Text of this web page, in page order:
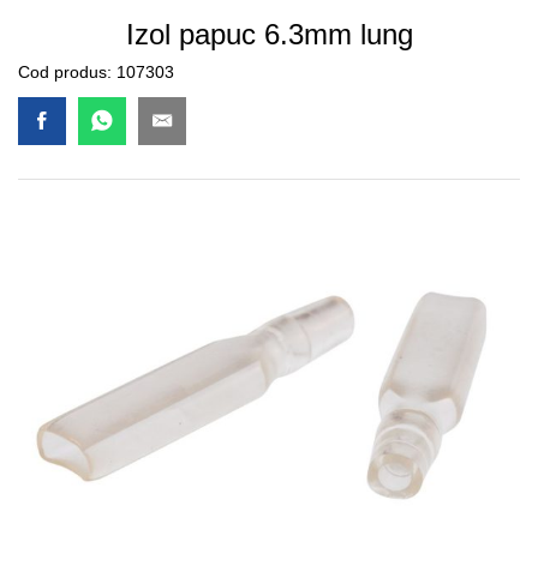
Izol papuc 6.3mm lung
Cod produs: 107303